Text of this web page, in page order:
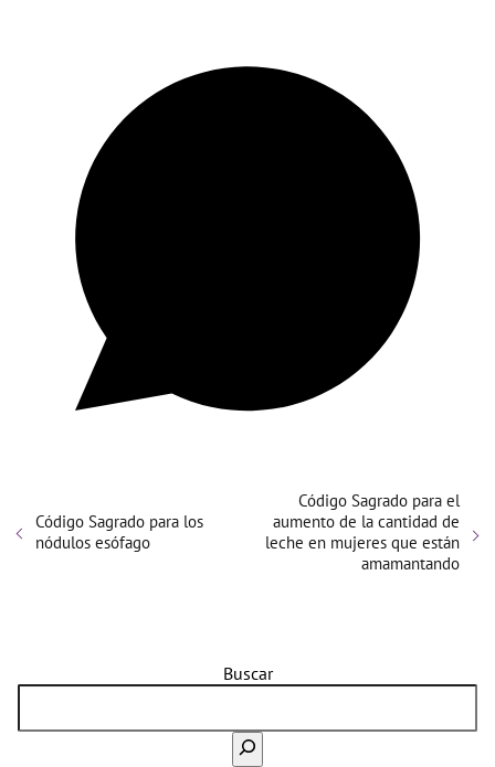
Código Sagrado para los
nódulos esófago
Código Sagrado para el
aumento de la cantidad de
leche en mujeres que están
amamantando
Buscar